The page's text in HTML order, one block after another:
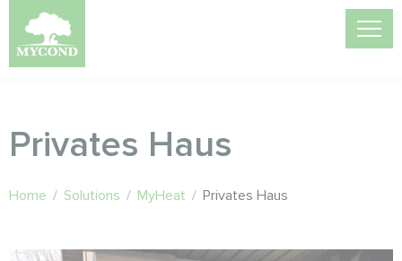
Privates Haus
Home / Solutions / MyHeat / Privates Haus